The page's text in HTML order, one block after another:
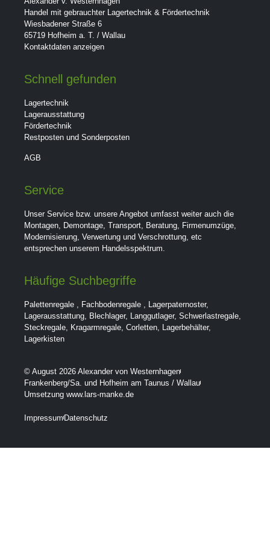
Handel mit gebrauchter Lagertechnik & Fördertechnik
Wiesbadener Straße 6
65719 Hofheim a. T. / Wallau
Kontaktdaten anzeigen
Schnell gefunden
Lagertechnik
Lagerausstattung
Fördertechnik
Restposten und Sonderposten
AGB
Service
Unser Service bzw. unsere Angebot umfasst weiter auch die
Montagen, Demontage, Transport, Beratung, Firmenumzüge,
Modernisierung, Verwertung und Verschrottung, etc
entsprechen unserem Handelsspektrum.
Häufige Suchbegriffe
Palettenregale , Fachbodenregale , Lagerpaternoster,
Lagerausstattung, Blechlager, Langgutlager, Schwerlastregale,
Steckregale, Kragarmregale, Corletten, Lagerbehälter,
Lagerkisten
© August 2026 Alexander von Westernhagen
Frankenberg/Sa. und Hofheim am Taunus / Wallau
Umsetzung www.lars-manke.de
Impressum Datenschutz